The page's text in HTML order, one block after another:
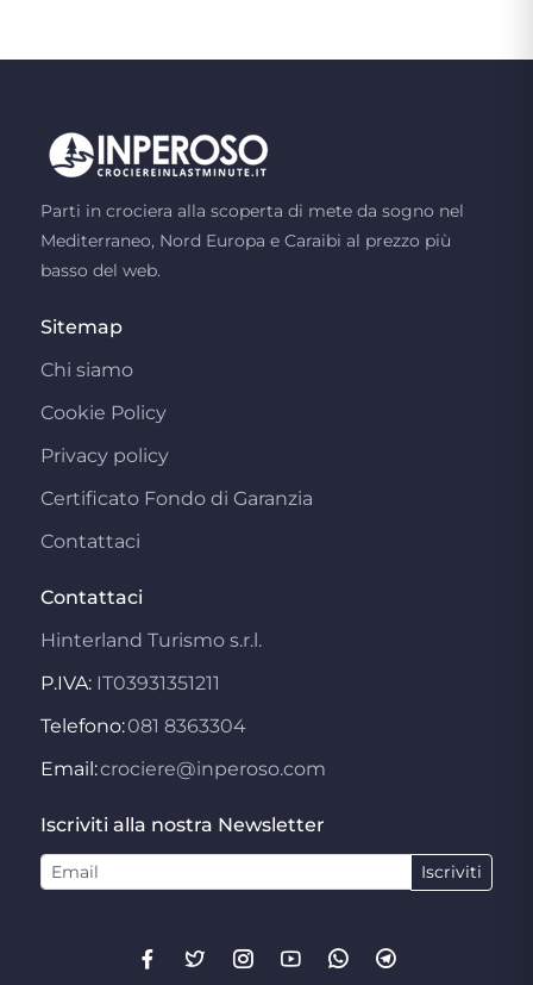
Parti in crociera alla scoperta di mete da sogno nel
Mediterraneo, Nord Europa e Caraibi al prezzo più
basso del web.
Sitemap
Chi siamo
Cookie Policy
Privacy policy
Certificato Fondo di Garanzia
Contattaci
Contattaci
Hinterland Turismo s.r.l.
P.IVA: IT03931351211
Telefono:081 8363304
Email:crociere@inperoso.com
Iscriviti alla nostra Newsletter
Iscriviti